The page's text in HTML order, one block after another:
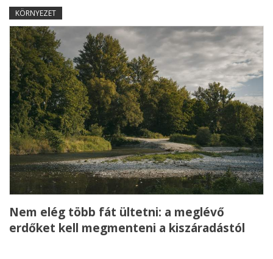
KÖRNYEZET
Nem elég több fát ültetni: a meglévő
erdőket kell megmenteni a kiszáradástól